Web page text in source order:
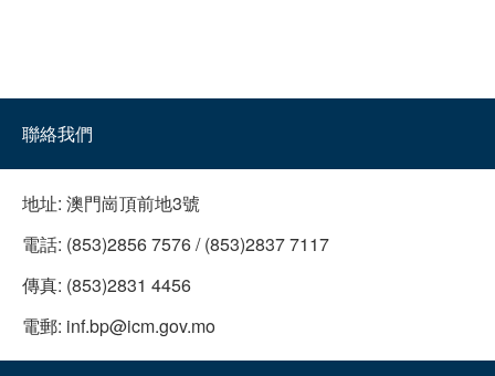
聯絡我們
地址: 澳門崗頂前地3號
電話: (853)2856 7576 / (853)2837 7117
傳真: (853)2831 4456
電郵: inf.bp@icm.gov.mo